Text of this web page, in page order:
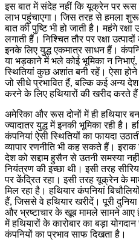
इस बात में संदेह नहीं कि यूक्रेन पर रूस
लाभ पहुंचाएगा। जिस तरह से हमला
बात की पुष्टि भी हो जाती है। महंगे
लगाती हैं। निश्चित तौर पर रक्षा
इनके लिए युद्ध एकमात्र साधन हैं।
या भड़काने में भले कोई भूमिका न
स्थितियां कुछ अशांत बनी रहें। ऐसा
जो सीधे प्रभावित हैं, बल्कि कई अन्य
करने के लिए हथियारों की खरीद करते
अमेरिका और रूस दोनों में ही हथियार
ज्यादातर युद्ध में इनकी भूमिका रही है।
कंपनियां ऐसी स्थितियों का फायदा
व्यापार रणनीति भी कह सकते हैं। इराक
देश को सद्दाम हुसैन से उतनी समस्या
नियंत्रण की इच्छा थी। इसी तरह
पर केंद्रित रहा। इसी तरह यूक्रेन के
मिल रहा है। हथियार कंपनियां
हैं, जिससे वे हथियार खरीदें। पूरी
और भ्रष्टाचार के खूब मामले सामने
में हथियारों के कारोबार का बड़ा
कंपनियों का प्रभाव साफ दिखता है।